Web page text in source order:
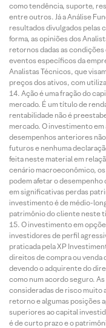
como tendência, suporte,
entre outros. Já a Análise
resultados divulgados pelas
forma, as opiniões dos
retornos dadas as
eventos específicos da
Analistas Técnicos, que
preços dos ativos, com
Ação é uma fração do
mercado. É um título de
rentabilidade não é
mercado. O investimento
desempenhos anteriores
futuros e nenhuma
feita neste material em
cenário macroeconômico,
podem afetar o
em significativas perdas
investimento é de médio-
patrimônio do cliente neste
O investimento em
investidores de perfil
praticada pela XP
direitos de compra ou venda
devendo o adquirente do
como num acordo seguro.
consideradas de risco muito
retorno e algumas posições
superiores ao capital
é de curto prazo e o